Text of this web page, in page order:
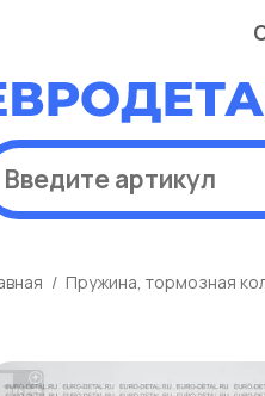
Пружина, тормозная